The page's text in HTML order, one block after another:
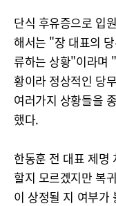
단식 후유증으로 입
해서는 "장 대표의
류하는 상황"이라며
황이라 정상적인 당
여러가지 상황들을
했다.
한동훈 전 대표 제명
할지 모르겠지만 복
이 상정될 지 여부가